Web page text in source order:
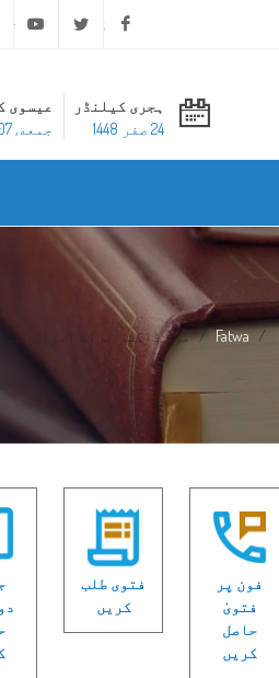
Facebook
Twitter
ہجری کیلنڈر
24 صفر 1448
عیسوی
جمعه, 07 اگست 2026
Fatwa مرد ڈاکٹر براۓ امراضِ
فون پر
فتویٰ
حاصل
کریں
فتوی طلب
کریں